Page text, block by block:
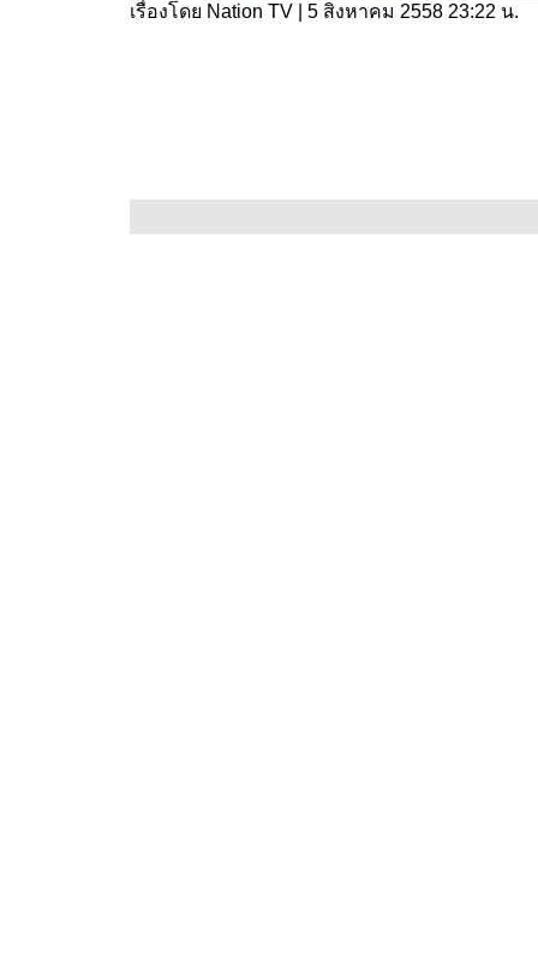
เรื่องโดย Nation TV| 5 สิงหาคม 2558 23:22 น.